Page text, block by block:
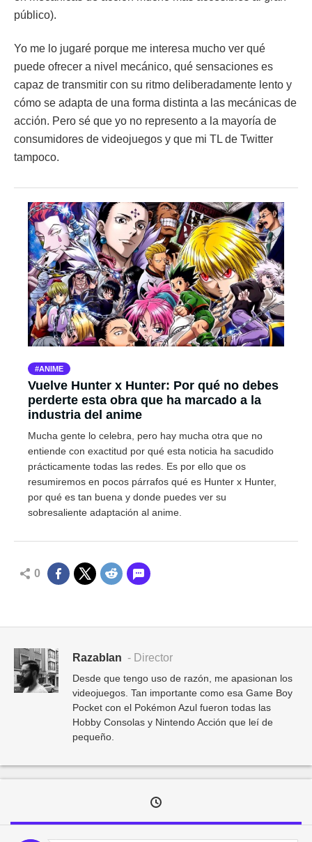
público).
Yo me lo jugaré porque me interesa mucho ver qué
puede ofrecer a nivel mecánico, qué sensaciones es
capaz de transmitir con su ritmo deliberadamente lento y
cómo se adapta de una forma distinta a las mecánicas de
acción. Pero sé que yo no represento a la mayoría de
consumidores de videojuegos y que mi TL de Twitter
tampoco.
ANIME
Vuelve Hunter x Hunter: Por qué no debes
perderte esta obra que ha marcado a la
industria del anime
Mucha gente lo celebra, pero hay mucha otra que no
entiende con exactitud por qué esta noticia ha sacudido
prácticamente todas las redes. Es por ello que os
resumiremos en pocos párrafos qué es Hunter x Hunter,
por qué es tan buena y donde puedes ver su
sobresaliente adaptación al anime.
0
Razablan - Director
Desde que tengo uso de razón, me apasionan los
videojuegos. Tan importante como esa Game Boy
Pocket con el Pokémon Azul fueron todas las
Hobby Consolas y Nintendo Acción que leí de
pequeño.